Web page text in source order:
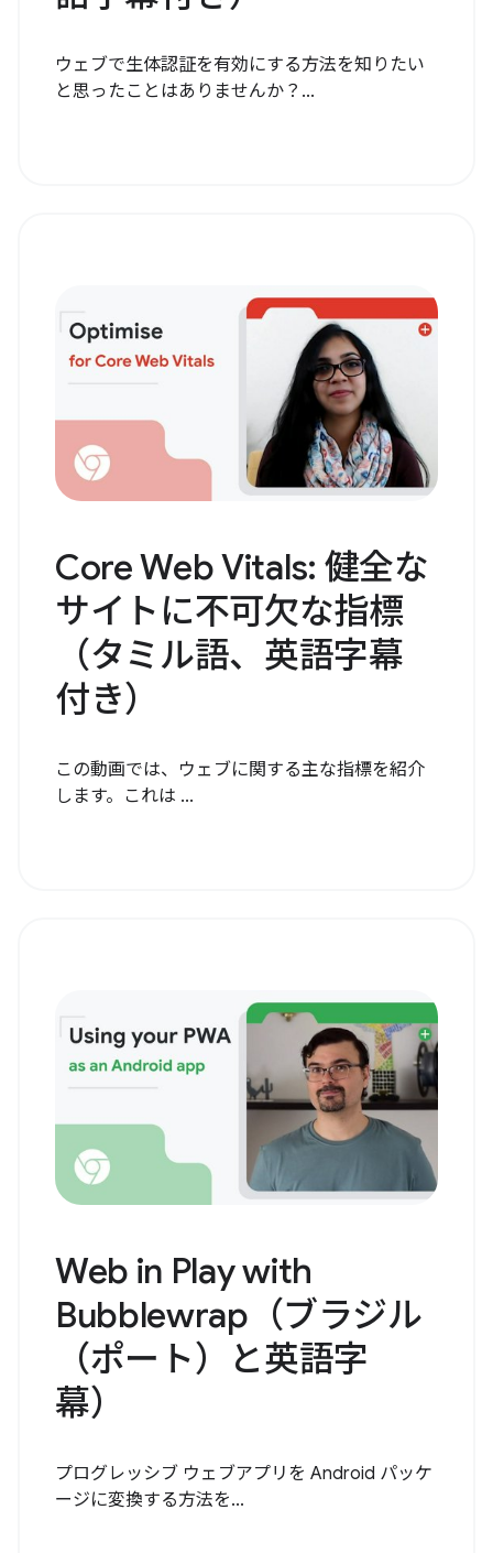
ウェブで生体認証を有効にする方法を知りたい
と思ったことはありませんか？...
Core Web Vitals: 健全な
サイトに不可欠な指標
（タミル語、英語字幕
付き）
この動画では、ウェブに関する主な指標を紹介
します。これは ...
Web in Play with
Bubblewrap（ブラジル
（ポート）と英語字
幕）
プログレッシブ ウェブアプリを Android パッケ
ージに変換する方法を...